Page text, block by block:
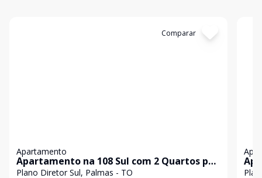
Comparar
Apartamento
Apartamento na 108 Sul com 2 Quartos por
R$ 375.000,00
Plano Diretor Sul, Palmas - TO